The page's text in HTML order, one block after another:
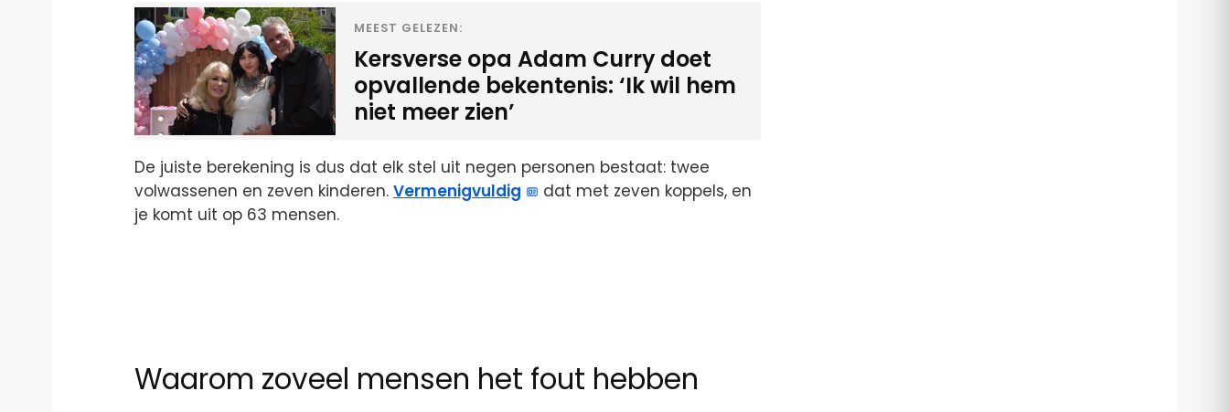
MEEST GELEZEN:
Kersverse opa Adam Curry doet
opvallende bekentenis: ‘Ik wil hem
niet meer zien’
De juiste berekening is dus dat elk stel uit negen personen bestaat: twee
volwassenen en zeven kinderen. Vermenigvuldig
dat met zeven koppels, en
je komt uit op 63 mensen.
Waarom zoveel mensen het fout hebben